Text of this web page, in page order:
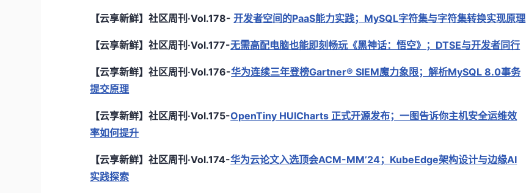
【云享新鲜】社区周刊·Vol.178- 开发者空间的PaaS能力实践；MySQL字符集与字符集转换实现原理
【云享新鲜】社区周刊·Vol.177-无需高配电脑也能即刻畅玩《黑神话：悟空》；DTSE与开发者同行
【云享新鲜】社区周刊·Vol.176-华为连续三年登榜Gartner® SIEM魔力象限；解析MySQL 8.0事务
提交原理
【云享新鲜】社区周刊·Vol.175-OpenTiny HUICharts 正式开源发布；一图告诉你主机安全运维效
率如何提升
【云享新鲜】社区周刊·Vol.174-华为云论文入选顶会ACM-MM’24；KubeEdge架构设计与边缘AI
实践探索